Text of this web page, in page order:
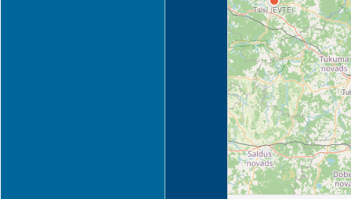
Talsi (EVTE)